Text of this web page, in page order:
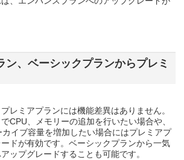
ン、ベーシックプランからプレミ
レミアプランには機能差異はありません。
CPU、メモリーの追加を行いたい場合や、
イブ容量を増加したい場合にはプレミアプ
ドが有効です。ベーシックプランから一気
ップグレードすることも可能です。